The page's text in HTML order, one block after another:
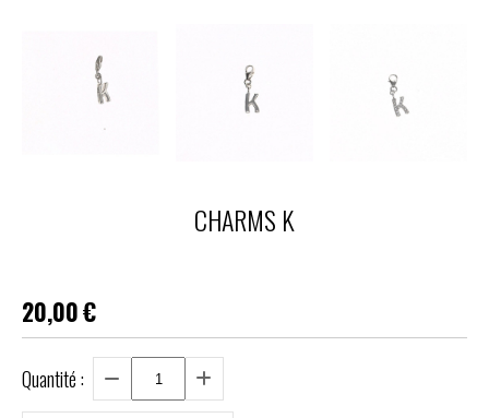
CHARMS K
20,00€
Quantité :